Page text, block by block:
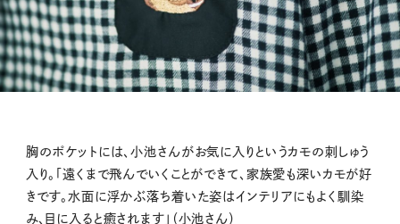
胸のポケットには、小池さんがお気に入りというカモの刺しゅう
入り。「遠くまで飛んでいくことができて、家族愛も深いカモが好
きです。水面に浮かぶ落ち着いた姿はインテリアにもよく馴染
み、目に入ると癒されます」（小池さん）